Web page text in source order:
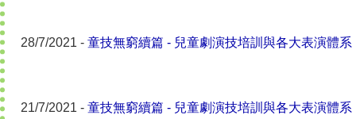
28/7/2021 - 童技無窮續篇 - 兒童劇演技培訓與各大表演體系
21/7/2021 - 童技無窮續篇 - 兒童劇演技培訓與各大表演體系